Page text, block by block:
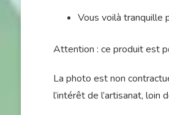
Vous voilà tranquille
Attention : ce produit est
La photo est non
l’intérêt de l’artisanat, loin